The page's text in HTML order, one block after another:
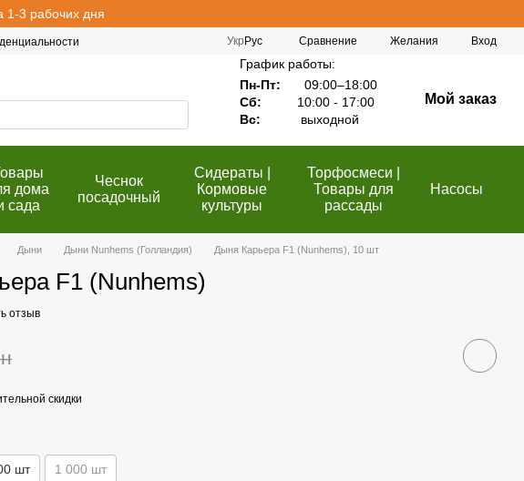
1-3 рабочих дня
Укр Рус Сравнение Желания Вход
График работы:
Пн-Пт:
09:00–18:00
Сб:
10:00 - 17:00
Вс:
выходной
Мой заказ
дома
сада
Чеснок
посадочный
Сидераты |
Кормовые
культуры
Торфосмеси |
Товары для
рассады
Насосы
Дыни Дыни Nunhems (Голландия) Дыня Карьера F1 (Nunhems), 10 шт
F1 (Nunhems)
отзыв
скидки
шт 1 000 шт